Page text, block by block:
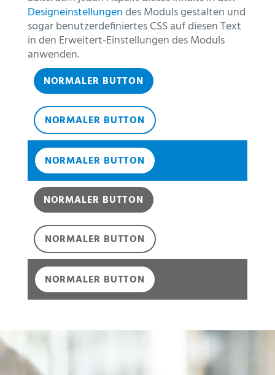
Designeinstellungendes Moduls gestalten und
sogar benutzerdefiniertes CSS auf diesen Text
in den Erweitert-Einstellungen des Moduls
anwenden.
NORMALER BUTTON
NORMALER BUTTON
NORMALER BUTTON
NORMALER BUTTON
NORMALER BUTTON
NORMALER BUTTON